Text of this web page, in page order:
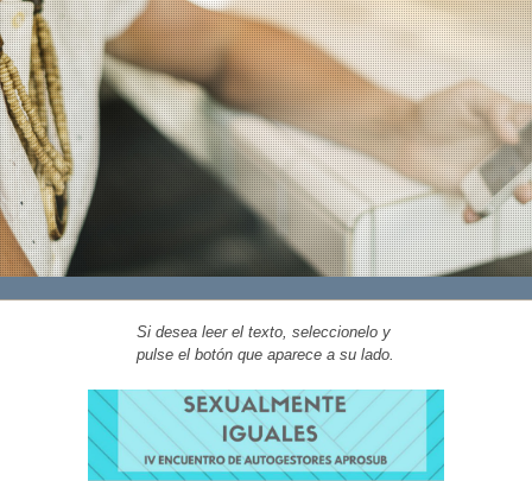
Si desea leer el texto, seleccionelo y
pulse el botón que aparece a su lado.